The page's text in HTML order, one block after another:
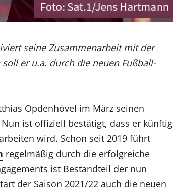
seine Zusammenarbeit mit der
er u.a. durch die neuen Fußball-
Opdenhövel im März seinen
ist offiziell bestätigt, dass er künftig
wird. Schon seit 2019 führt
regelmäßig durch die erfolgreiche
ist Bestandteil der nun
der Saison 2021/22 auch die neuen